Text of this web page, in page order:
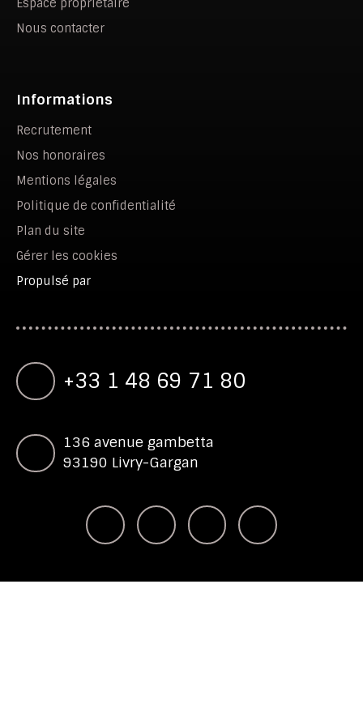
Espace propriétaire
Nous contacter
Informations
Recrutement
Nos honoraires
Mentions légales
Politique de confidentialité
Plan du site
Gérer les cookies
Propulsé par
+33 1 48 69 71 80
136 avenue gambetta
93190 Livry-Gargan